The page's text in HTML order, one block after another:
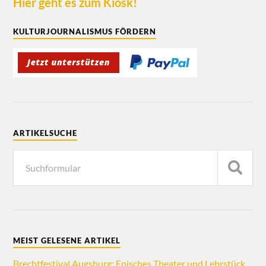
KULTURJOURNALISMUS FÖRDERN
ARTIKELSUCHE
MEIST GELESENE ARTIKEL
Brechtfestival Augsburg: Episches Theater und Lehrstück